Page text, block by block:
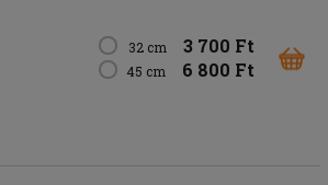
32 cm 3 700 Ft
45 cm 6 800 Ft